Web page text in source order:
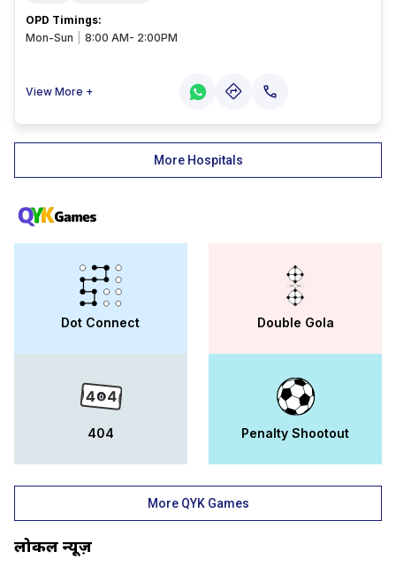
OPD Timings:
Mon-Sun
8:00 AM- 2:00PM
View More +
More Hospitals
Dot Connect Double Gola
404 Penalty Shootout
More QYK Games
लोकल न्यूज़